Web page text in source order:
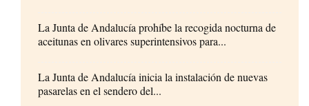
La Junta de Andalucía prohíbe la recogida nocturna de
aceitunas en olivares superintensivos para...
La Junta de Andalucía inicia la instalación de nuevas
pasarelas en el sendero del...